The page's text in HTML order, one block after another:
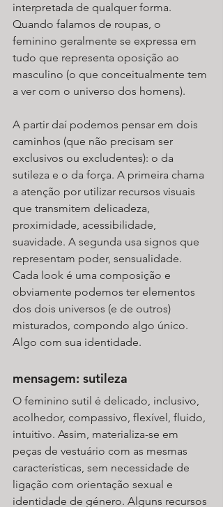
interpretada de qualquer forma.
Quando falamos de roupas, o
feminino geralmente se expressa em
tudo que representa oposição ao
masculino (o que conceitualmente tem
a ver com o universo dos homens).
A partir daí podemos pensar em dois
caminhos (que não precisam ser
exclusivos ou excludentes): o da
sutileza e o da força. A primeira chama
a atenção por utilizar recursos visuais
que transmitem delicadeza,
proximidade, acessibilidade,
suavidade. A segunda usa signos que
representam poder, sensualidade.
Cada look é uma composição e
obviamente podemos ter elementos
dos dois universos (e de outros)
misturados, compondo algo único.
Algo com sua identidade.
mensagem: sutileza
O feminino sutil é delicado, inclusivo,
acolhedor, compassivo, flexível, fluido,
intuitivo. Assim, materializa-se em
peças de vestuário com as mesmas
características, sem necessidade de
ligação com orientação sexual e
identidade de género. Alguns recursos